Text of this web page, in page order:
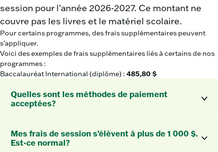
session pour l’année 2026-2027. Ce montant ne
couvre pas les livres et le matériel scolaire.
Pour certains programmes, des frais supplémentaires peuvent
s’appliquer.
Voici des exemples de frais supplémentaires liés à certains de nos
programmes :
Baccalauréat International (diplôme) : 485,80 $
Quelles sont les méthodes de paiement
acceptées?
Mes frais de session s’élèvent à plus de 1 000 $.
Est-ce normal?